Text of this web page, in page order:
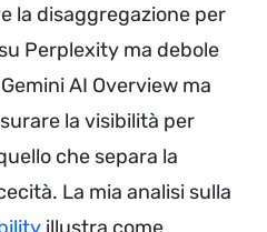
la disaggregazione per
Perplexity ma debole
AI Overview ma
la visibilità per
che separa la
La mia analisi sulla